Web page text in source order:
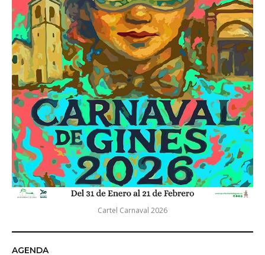
Cartel Carnaval 2026
AGENDA